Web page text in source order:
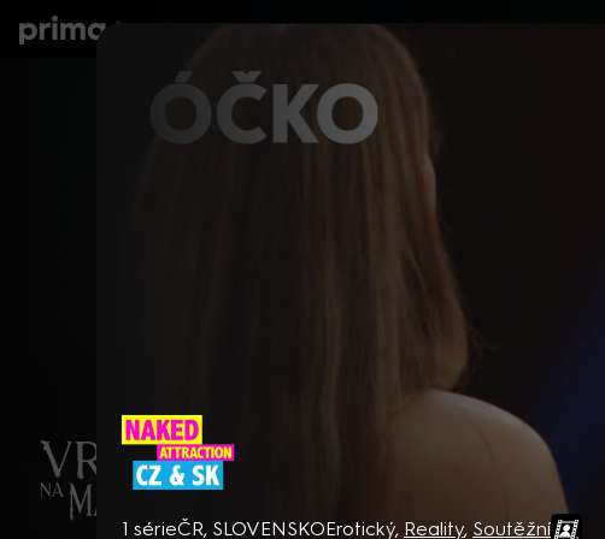
Seriály Filmy Děti
Naked Attraction CZ & SK
1 sérieČR, SLOVENSKOErotický, Reality, Soutěžní
prima+